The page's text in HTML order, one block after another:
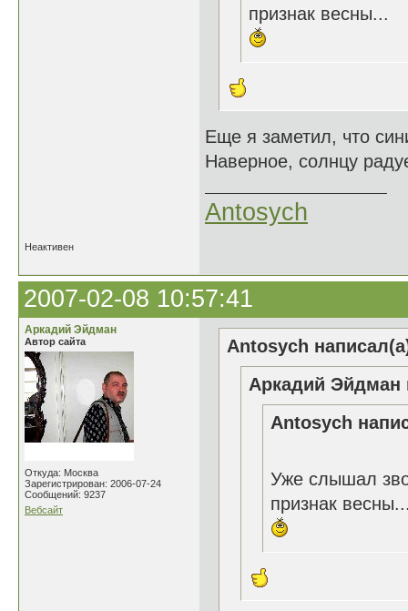
признак весны...
Еще я заметил, что
Наверное, солнцу
Antosych
Неактивен
2007-02-08 10:57:41
Аркадий Эйдман
Автор сайта
Откуда: Москва
Зарегистрирован: 2006-07-24
Сообщений: 9237
Вебсайт
Antosych
Аркадий Эйдман
Antosych
Уже слышал
признак